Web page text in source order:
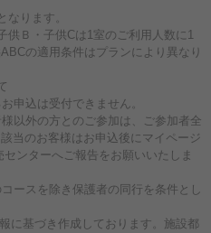
ります。
供Ｂ・子供Cは1室のご利用人数に1
の適用条件はプランにより異なり
申込は受付できません。
以外の方とのご参加は、ご参加者全
当のお客様はお申込後にマイページ
ンターへご報告をお願いいたしま
ースを除き保護者の同行を条件とし
に基づき作成しております。施設都